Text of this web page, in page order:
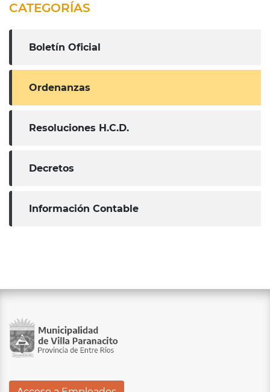
CATEGORÍAS
Boletín Oficial
Ordenanzas
Resoluciones H.C.D.
Decretos
Información Contable